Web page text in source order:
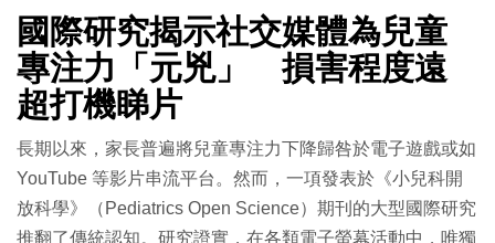
國際研究揭示社交媒體為兒童
專注力「元兇」 損害程度遠
超打機睇片
長期以來，家長普遍將兒童專注力下降歸咎於電子遊戲或如
YouTube 等影片串流平台。然而，一項發表於《小兒科開
放科學》（Pediatrics Open Science）期刊的大型國際研究
推翻了傳統認知。研究證實，在各類電子螢幕活動中，唯獨